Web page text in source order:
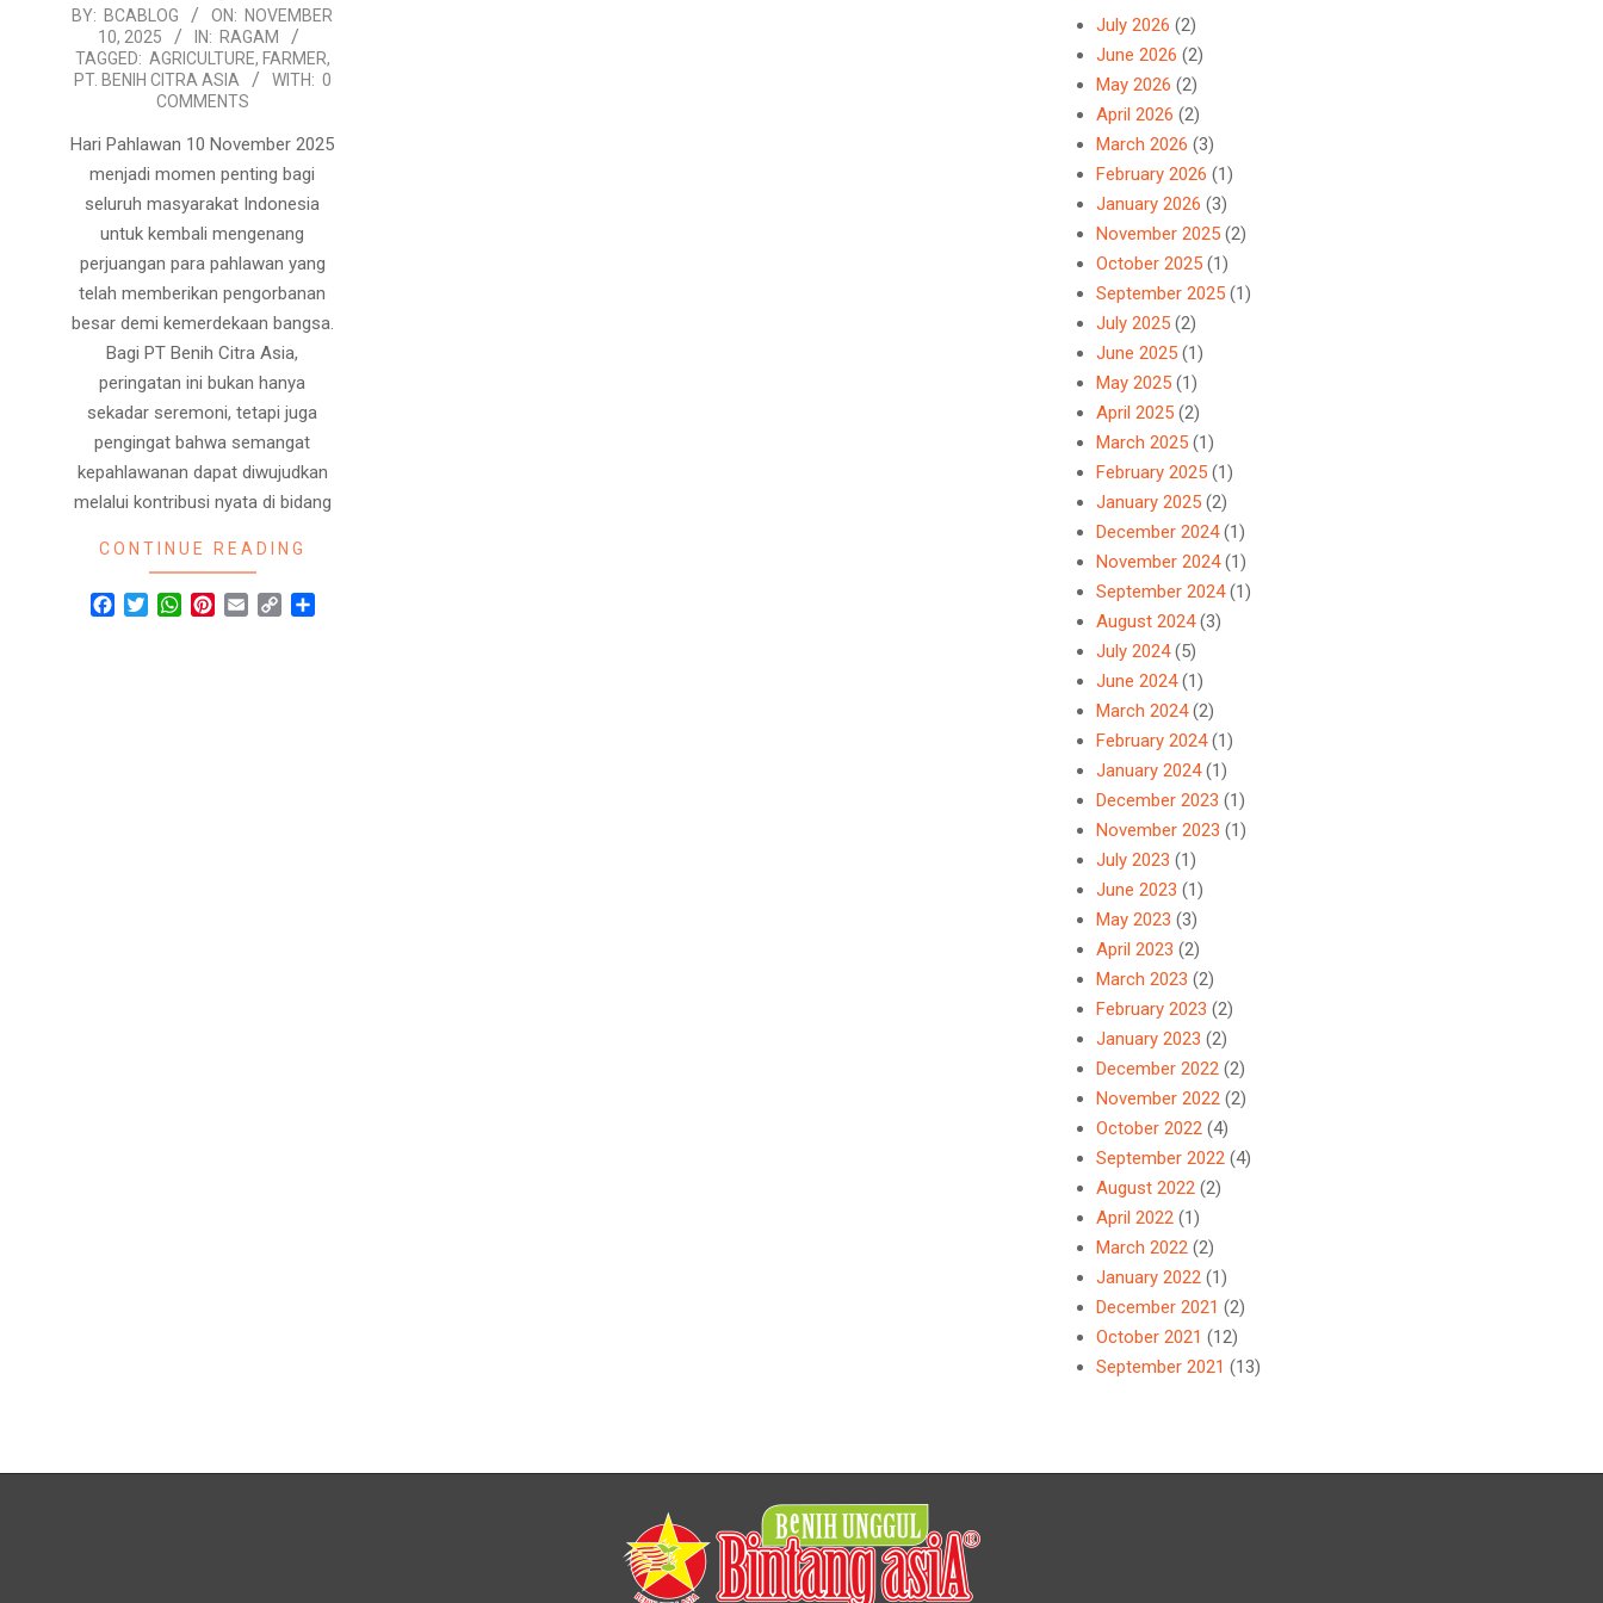
2025-
10
BY: BCABLOG ON: NOVEMBER
10, 2025
IN: RAGAM
TAGGED: AGRICULTURE, FARMER,
PT. BENIH CITRA ASIA
WITH: 0
COMMENTS
Hari Pahlawan 10 November 2025
menjadi momen penting bagi
seluruh masyarakat Indonesia
untuk kembali mengenang
perjuangan para pahlawan yang
telah memberikan pengorbanan
besar demi kemerdekaan bangsa.
Bagi PT Benih Citra Asia,
peringatan ini bukan hanya
sekadar seremoni, tetapi juga
pengingat bahwa semangat
kepahlawanan dapat diwujudkan
melalui kontribusi nyata di bidang
CONTINUE READING
Facebook
TwitterWhatsApp
Pinterest
Email Copy
July 2026 (2)
June 2026 (2)
May 2026 (2)
April 2026 (2)
March 2026 (3)
February 2026 (1)
January 2026 (3)
November 2025 (2)
October 2025 (1)
September 2025 (1)
July 2025 (2)
June 2025 (1)
May 2025 (1)
April 2025 (2)
March 2025 (1)
February 2025 (1)
January 2025 (2)
December 2024(1)
November 2024(1)
September 2024(1)
August 2024(3)
July 2024(5)
June 2024(1)
March 2024(2)
February 2024(1)
January 2024(1)
December 2023 (1)
November 2023 (1)
July 2023 (1)
June 2023 (1)
May 2023 (3)
April 2023 (2)
March 2023 (2)
February 2023 (2)
January 2023 (2)
December 2022 (2)
November 2022 (2)
October 2022 (4)
September 2022 (4)
August 2022 (2)
April 2022 (1)
March 2022 (2)
January 2022 (1)
December 2021 (2)
October 2021 (12)
September 2021 (13)